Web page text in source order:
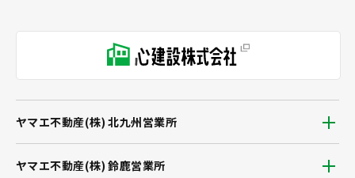
ヤマエ不動産(株) 北九州営業所
ヤマエ不動産(株) 鈴鹿営業所